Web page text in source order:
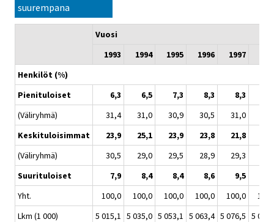
suurempana
Vuosi
1993
1994 1995 1996 1997
Henkilöt (%)
Pienituloiset
6,3 6,5 7,3 8,3 8,3
(Väliryhmä)
31,4 31,0 30,9 30,5 31,0
Keskituloisimmat
23,9 25,1 23,9 23,8 21,8
(Väliryhmä)
30,5 29,0 29,5 28,9 29,3
Suurituloiset
7,9 8,4 8,4 8,6 9,5
Yht.
100,0 100,0 100,0 100,0 100,0
Lkm (1 000)
5 015,1 5 035,0 5 053,1 5 063,4 5 076,5 5